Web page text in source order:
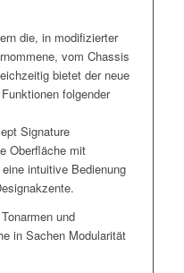
die, in modifizierter
vom Chassis
bietet der neue
folgender
Signature
Oberfläche mit
intuitive Bedienung
und
in Sachen Modularität